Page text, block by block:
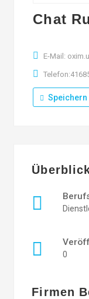
Chat
E-Mail:
Speichern
0
Firmen